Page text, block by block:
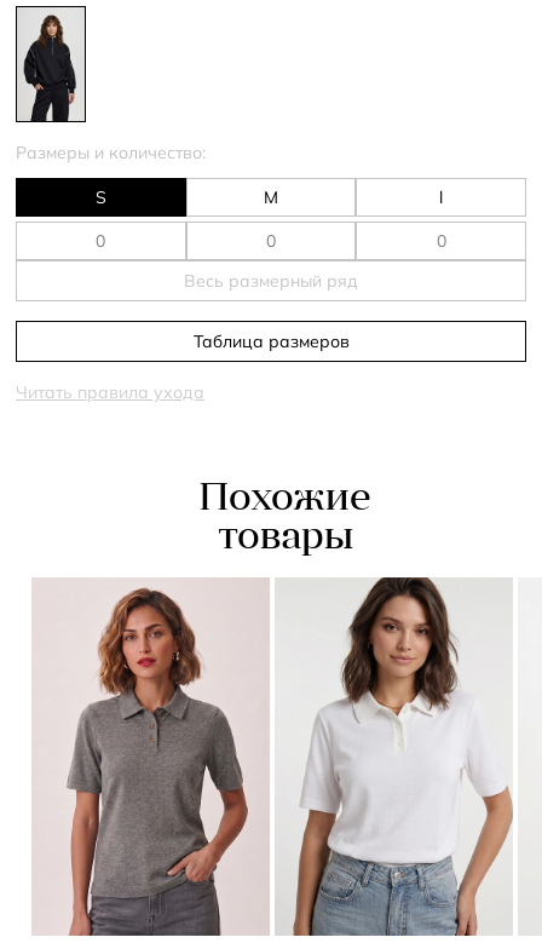
Размеры и количество:
S M l
Весь размерный ряд
Таблица размеров
Читать правила ухода
Похожие
товары